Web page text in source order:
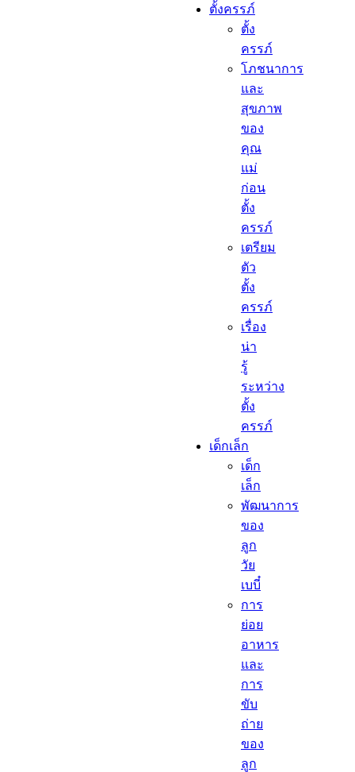
ตั้งครรภ์​
ตั้ง
ครรภ์​
โภชนาการ
และ
สุขภาพ
ของ
คุณ
แม่
ก่อน
ตั้ง
ครรภ์
เตรียม
ตัว
ตั้ง
ครรภ์
เรื่อง
น่า
รู้
ระหว่าง
ตั้ง
ครรภ์
เด็กเล็ก​
เด็ก
เล็ก​
พัฒนาการ
ของ
ลูก
วัย
เบบี๋
การ
ย่อย
อาหาร
และ
การ
ขับ
ถ่าย
ของ
ลูก